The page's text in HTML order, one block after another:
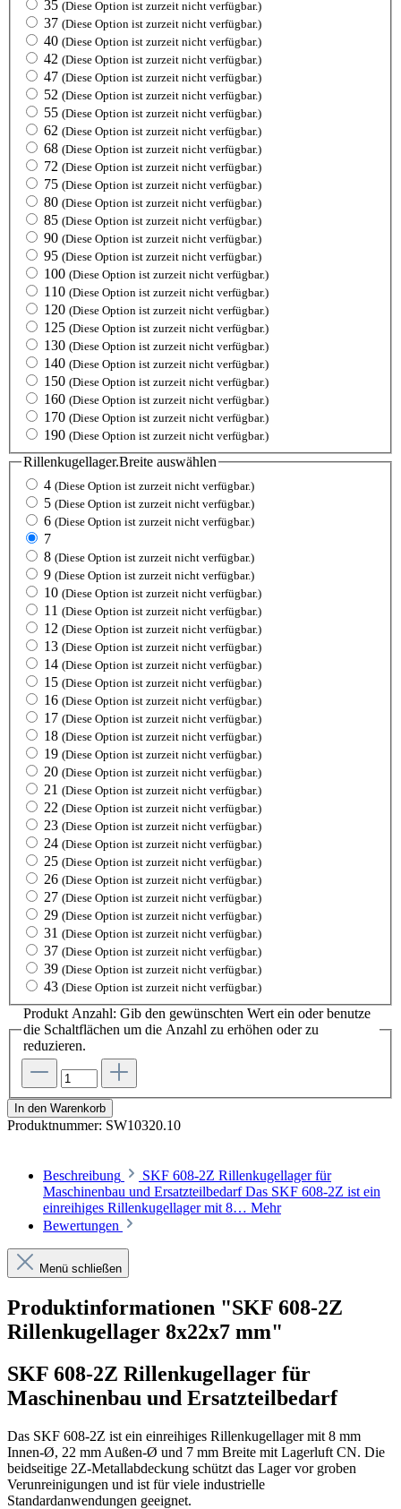
35 (Diese Option ist zurzeit nicht verfügbar.)
37 (Diese Option ist zurzeit nicht verfügbar.)
40 (Diese Option ist zurzeit nicht verfügbar.)
42 (Diese Option ist zurzeit nicht verfügbar.)
47 (Diese Option ist zurzeit nicht verfügbar.)
52 (Diese Option ist zurzeit nicht verfügbar.)
55 (Diese Option ist zurzeit nicht verfügbar.)
62 (Diese Option ist zurzeit nicht verfügbar.)
68 (Diese Option ist zurzeit nicht verfügbar.)
72 (Diese Option ist zurzeit nicht verfügbar.)
75 (Diese Option ist zurzeit nicht verfügbar.)
80 (Diese Option ist zurzeit nicht verfügbar.)
85 (Diese Option ist zurzeit nicht verfügbar.)
90 (Diese Option ist zurzeit nicht verfügbar.)
95 (Diese Option ist zurzeit nicht verfügbar.)
100 (Diese Option ist zurzeit nicht verfügbar.)
110 (Diese Option ist zurzeit nicht verfügbar.)
120 (Diese Option ist zurzeit nicht verfügbar.)
125 (Diese Option ist zurzeit nicht verfügbar.)
130 (Diese Option ist zurzeit nicht verfügbar.)
140 (Diese Option ist zurzeit nicht verfügbar.)
150 (Diese Option ist zurzeit nicht verfügbar.)
160 (Diese Option ist zurzeit nicht verfügbar.)
170 (Diese Option ist zurzeit nicht verfügbar.)
190 (Diese Option ist zurzeit nicht verfügbar.)
Rillenkugellager.Breite auswählen
4 (Diese Option ist zurzeit nicht verfügbar.)
5 (Diese Option ist zurzeit nicht verfügbar.)
6 (Diese Option ist zurzeit nicht verfügbar.)
7
8 (Diese Option ist zurzeit nicht verfügbar.)
9 (Diese Option ist zurzeit nicht verfügbar.)
10 (Diese Option ist zurzeit nicht verfügbar.)
11 (Diese Option ist zurzeit nicht verfügbar.)
12 (Diese Option ist zurzeit nicht verfügbar.)
13 (Diese Option ist zurzeit nicht verfügbar.)
14 (Diese Option ist zurzeit nicht verfügbar.)
15 (Diese Option ist zurzeit nicht verfügbar.)
16 (Diese Option ist zurzeit nicht verfügbar.)
17 (Diese Option ist zurzeit nicht verfügbar.)
18 (Diese Option ist zurzeit nicht verfügbar.)
19 (Diese Option ist zurzeit nicht verfügbar.)
20 (Diese Option ist zurzeit nicht verfügbar.)
21 (Diese Option ist zurzeit nicht verfügbar.)
22 (Diese Option ist zurzeit nicht verfügbar.)
23 (Diese Option ist zurzeit nicht verfügbar.)
24 (Diese Option ist zurzeit nicht verfügbar.)
25 (Diese Option ist zurzeit nicht verfügbar.)
26 (Diese Option ist zurzeit nicht verfügbar.)
27 (Diese Option ist zurzeit nicht verfügbar.)
29 (Diese Option ist zurzeit nicht verfügbar.)
31 (Diese Option ist zurzeit nicht verfügbar.)
37 (Diese Option ist zurzeit nicht verfügbar.)
39 (Diese Option ist zurzeit nicht verfügbar.)
43 (Diese Option ist zurzeit nicht verfügbar.)
Produkt Anzahl: Gib den gewünschten Wert ein oder benutze
die Schaltflächen um die Anzahl zu erhöhen oder zu
reduzieren.
In den Warenkorb
Produktnummer: SW10320.10
Beschreibung
SKF 608-2Z Rillenkugellager für
Maschinenbau und Ersatzteilbedarf Das SKF 608-2Z ist ein
einreihiges Rillenkugellager mit 8… Mehr
Bewertungen
Menü schließen
Produktinformationen "SKF 608-2Z
Rillenkugellager 8x22x7 mm"
SKF 608-2Z Rillenkugellager für
Maschinenbau und Ersatzteilbedarf
Das SKF 608-2Z ist ein einreihiges Rillenkugellager mit 8 mm
Innen-Ø, 22 mm Außen-Ø und 7 mm Breite mit Lagerluft CN. Die
beidseitige 2Z-Metallabdeckung schützt das Lager vor groben
Verunreinigungen und ist für viele industrielle
Standardanwendungen geeignet.